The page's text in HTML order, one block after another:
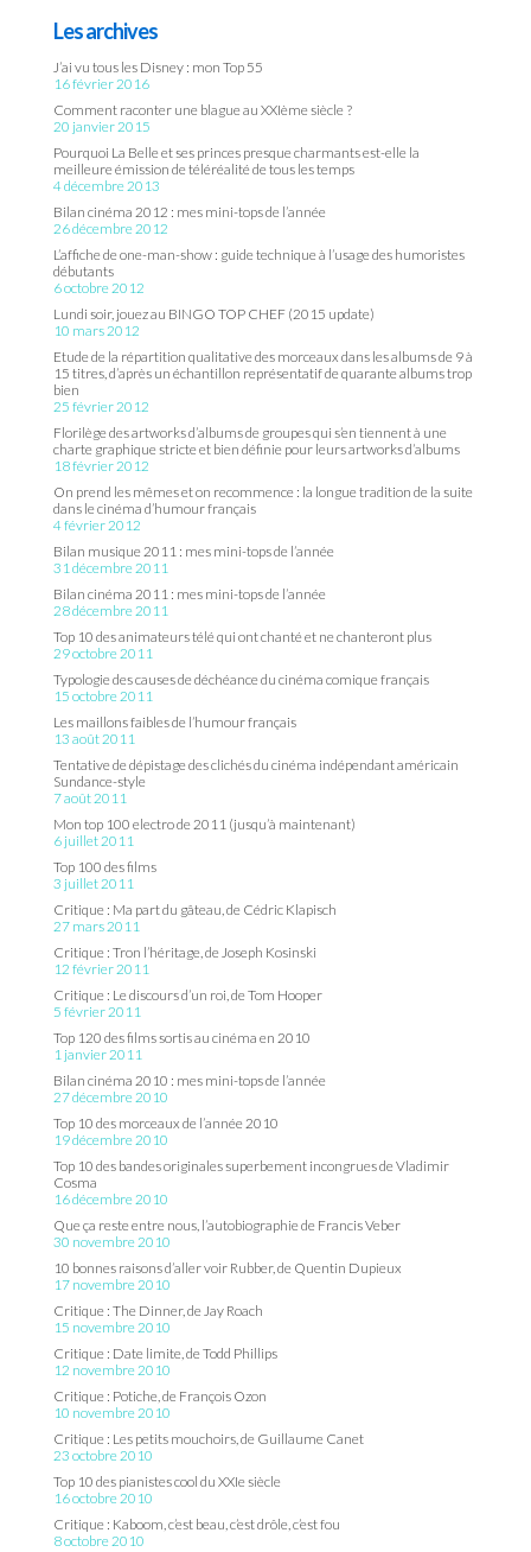
Les archives
J’ai vu tous les Disney : mon Top 55
16 février 2016
Comment raconter une blague au XXIème siècle ?
20 janvier 2015
Pourquoi La Belle et ses princes presque charmants est-elle la
meilleure émission de téléréalité de tous les temps
4 décembre 2013
Bilan cinéma 2012 : mes mini-tops de l’année
26 décembre 2012
L’affiche de one-man-show : guide technique à l’usage des humoristes
débutants
6 octobre 2012
Lundi soir, jouez au BINGO TOP CHEF (2015 update)
10 mars 2012
Etude de la répartition qualitative des morceaux dans les albums de 9 à
15 titres, d’après un échantillon représentatif de quarante albums trop
bien
25 février 2012
Florilège des artworks d’albums de groupes qui s’en tiennent à une
charte graphique stricte et bien définie pour leurs artworks d’albums
18 février 2012
On prend les mêmes et on recommence : la longue tradition de la suite
dans le cinéma d’humour français
4 février 2012
Bilan musique 2011 : mes mini-tops de l’année
31 décembre 2011
Bilan cinéma 2011 : mes mini-tops de l’année
28 décembre 2011
Top 10 des animateurs télé qui ont chanté et ne chanteront plus
29 octobre 2011
Typologie des causes de déchéance du cinéma comique français
15 octobre 2011
Les maillons faibles de l’humour français
13 août 2011
Tentative de dépistage des clichés du cinéma indépendant américain
Sundance-style
7 août 2011
Mon top 100 electro de 2011 (jusqu’à maintenant)
6 juillet 2011
Top 100 des films
3 juillet 2011
Critique : Ma part du gâteau, de Cédric Klapisch
27 mars 2011
Critique : Tron l’héritage, de Joseph Kosinski
12 février 2011
Critique : Le discours d’un roi, de Tom Hooper
5 février 2011
Top 120 des films sortis au cinéma en 2010
1 janvier 2011
Bilan cinéma 2010 : mes mini-tops de l’année
27 décembre 2010
Top 10 des morceaux de l’année 2010
19 décembre 2010
Top 10 des bandes originales superbement incongrues de Vladimir
Cosma
16 décembre 2010
Que ça reste entre nous, l’autobiographie de Francis Veber
30 novembre 2010
10 bonnes raisons d’aller voir Rubber, de Quentin Dupieux
17 novembre 2010
Critique : The Dinner, de Jay Roach
15 novembre 2010
Critique : Date limite, de Todd Phillips
12 novembre 2010
Critique : Potiche, de François Ozon
10 novembre 2010
Critique : Les petits mouchoirs, de Guillaume Canet
23 octobre 2010
Top 10 des pianistes cool du XXIe siècle
16 octobre 2010
Critique : Kaboom, c’est beau, c’est drôle, c’est fou
8 octobre 2010